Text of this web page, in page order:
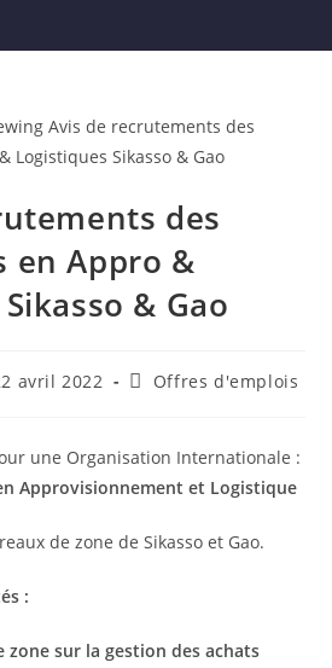
des
en Appro &
& Gao
avril 2022 Offres d'emplois
une Organisation Internationale :
Approvisionnement et Logistique
de zone de Sikasso et Gao.
:
zone sur la gestion des achats